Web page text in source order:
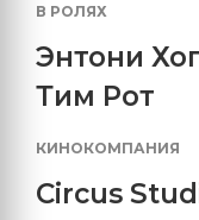
В РОЛЯХ
Энтони
Тим Рот
КИНОКОМПАНИЯ
Circus